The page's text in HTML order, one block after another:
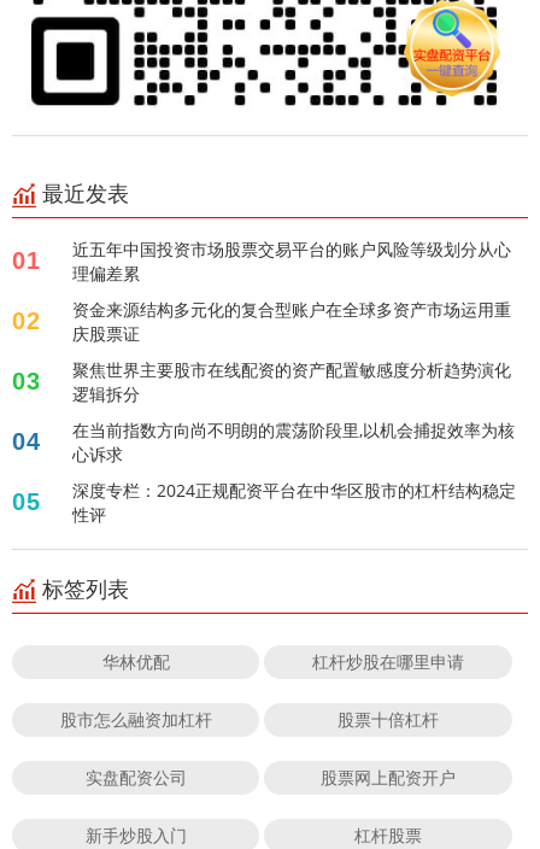
最近发表
01
近五年中国投资市场股票交易平台的账户风险等级划分从心
理偏差累
02
资金来源结构多元化的复合型账户在全球多资产市场运用重
庆股票证
03
聚焦世界主要股市在线配资的资产配置敏感度分析趋势演化
逻辑拆分
04
在当前指数方向尚不明朗的震荡阶段里,以机会捕捉效率为核
心诉求
05
深度专栏：2024正规配资平台在中华区股市的杠杆结构稳定
性评
标签列表
华林优配 杠杆炒股在哪里申请
股市怎么融资加杠杆 股票十倍杠杆
实盘配资公司 股票网上配资开户
新手炒股入门 杠杆股票